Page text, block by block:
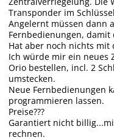
Transponder im
Angelernt müssen dann
Fernbedienungen,
Hat aber noch nichts mit
Ich würde mir ein neues
Orio bestellen, incl. 2
umstecken.
Neue Fernbedienungen
programmieren lassen.
Preise???
Garantiert nicht
rechnen.